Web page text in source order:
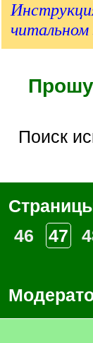
читальном
Поиск
46
47